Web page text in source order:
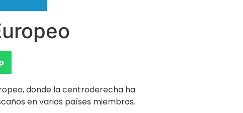
donde la centroderecha ha
en varios países miembros.